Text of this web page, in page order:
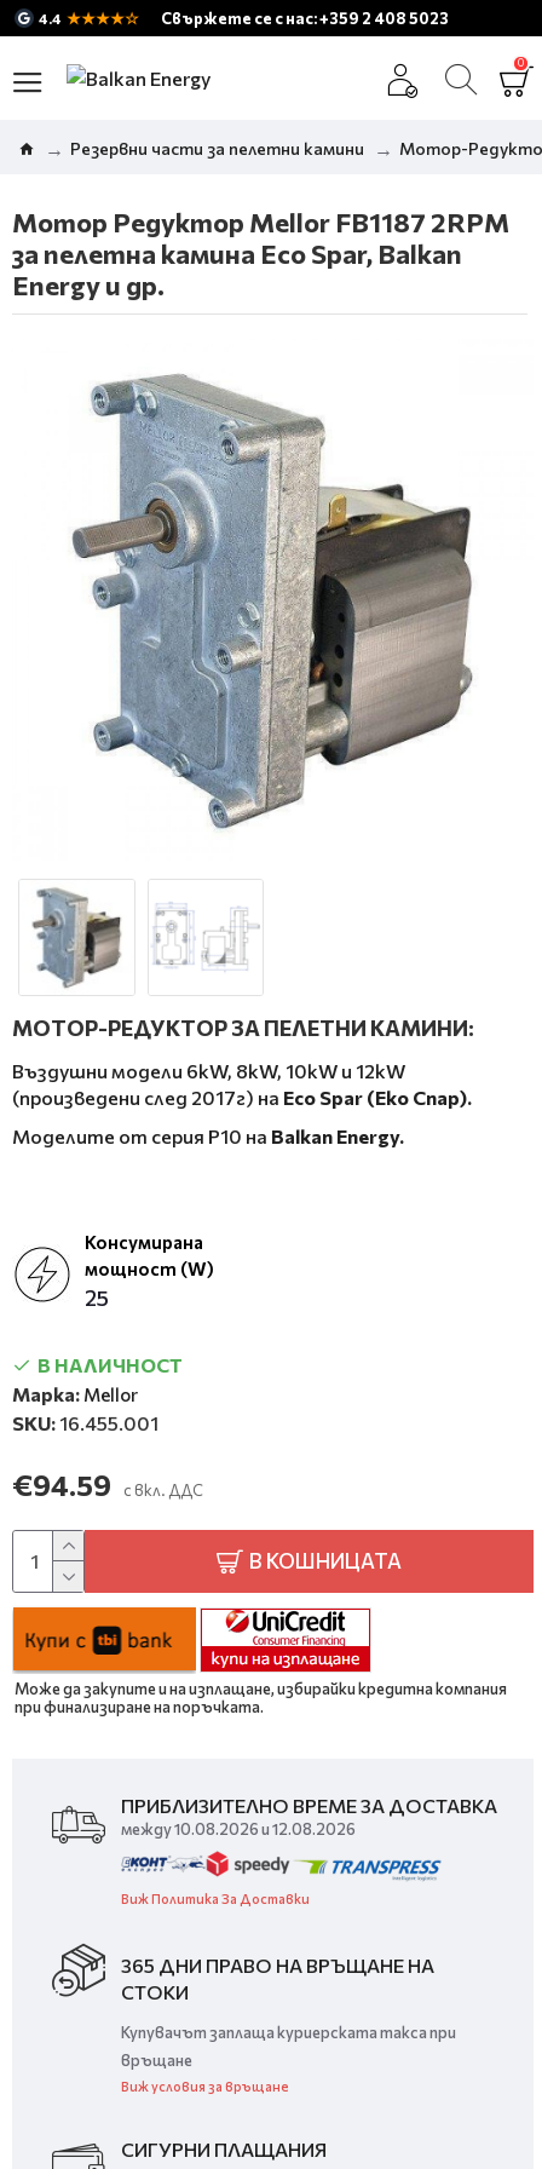
4.4 ★★★★☆ Свържете се с нас: +359 2 408 5023
0
Резервни части за пелетни камини Мотор-
Мотор Редуктор Mellor FB1187 2RPM
за пелетна камина Eco Spar, Balkan
Energy и др.
МОТОР-РЕДУКТОР ЗА ПЕЛЕТНИ КАМИНИ:
Въздушни модели 6kW, 8kW, 10kW и 12kW
(произведени след 2017г) на Eco Spar (Еко Спар).
Моделите от серия P10 на Balkan Energy.
Консумирана
мощност (W)
25
В НАЛИЧНОСТ
Марка: Mellor
SKU: 16.455.001
€94.59 с вкл. ДДС
В КОШНИЦАТА
Може да закупите и на изплащане, избирайки кредитна компания
при финализиране на поръчката.
ПРИБЛИЗИТЕЛНО ВРЕМЕ ЗА ДОСТАВКА
между 10.08.2026 и 12.08.2026
Виж Политика За Доставки
365 ДНИ ПРАВО НА ВРЪЩАНЕ НА
СТОКИ
Купувачът заплаща куриерската такса при
връщане
Виж условия за връщане
СИГУРНИ ПЛАЩАНИЯ